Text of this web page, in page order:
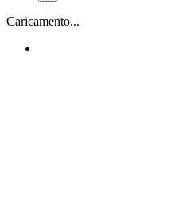
Caricamento...